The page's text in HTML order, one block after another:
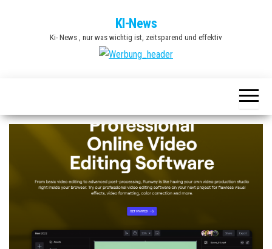
KI-News
Ki- News , nur was wichtig ist, zeitsparend und effektiv